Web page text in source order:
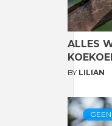
ALLES
BY LILIAN